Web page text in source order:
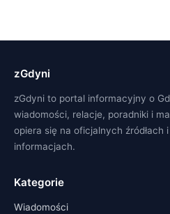
zGdyni
zGdyni to portal informacyjny o
wiadomości, relacje, poradniki i
opiera się na oficjalnych źródłach
informacjach.
Kategorie
Wiadomości